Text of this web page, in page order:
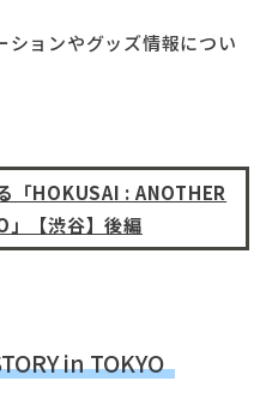
ションやグッズ情報につい
「HOKUSAI : ANOTHER
」【渋谷】後編
in TOKYO